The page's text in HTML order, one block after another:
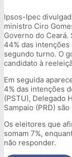
Ipsos-Ipec
ministro Ciro
Governo do
44% das
segundo turno. O
candidato à
Em seguida
4% das intenções
(PSTU), Delegado
Sampaio (PRD)
Os eleitores que
somam 7%,
não responder.